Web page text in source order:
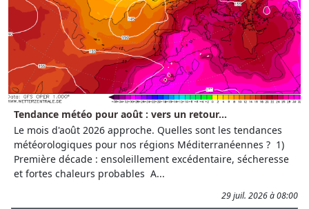
Tendance météo pour août : vers un retour...
Le mois d'août 2026 approche. Quelles sont les tendances
météorologiques pour nos régions Méditerranéennes ? 1)
Première décade : ensoleillement excédentaire, sécheresse
et fortes chaleurs probables A...
29 juil. 2026 à 08:00